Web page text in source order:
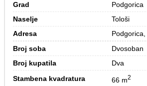
Grad
Podgorica
Naselje
Tološi
Adresa
Broj soba
Dvosoban
Broj kupatila
Dva
Stambena kvadratura
66 m2